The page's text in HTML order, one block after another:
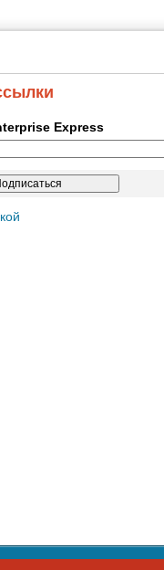
Express
персональных данных,